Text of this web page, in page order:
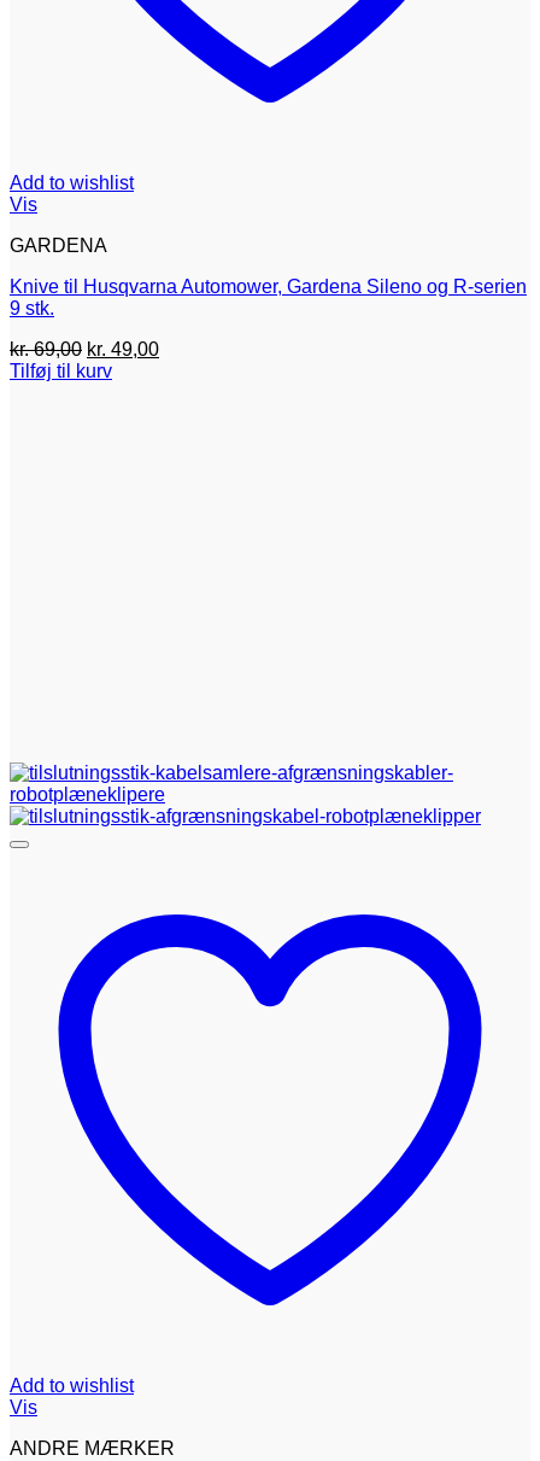
Add to wishlist
Vis
GARDENA
Knive til Husqvarna Automower, Gardena Sileno og R-serien
9 stk.
kr.69,00 Den
oprindelige
kr. 49,00Den
Tilføj til kurv
Add to wishlist
Vis
ANDRE MÆRKER